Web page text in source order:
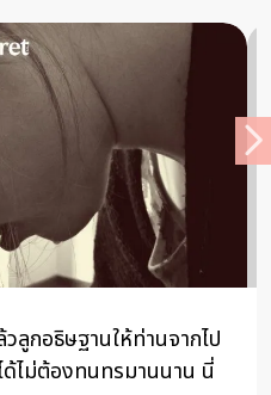
ากรู้วิธีก็ไม่เจ็บ” – เยียวยา
กด้วยธรรม